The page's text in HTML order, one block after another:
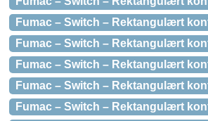
Fumac – Switch – Rektangulært
Fumac – Switch – Rektangulært
Fumac – Switch – Rektangulært
Fumac – Switch – Rektangulært
Fumac – Switch – Rektangulært